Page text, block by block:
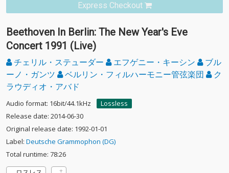
Express Checkout
Beethoven In Berlin: The New Year's Eve
Concert 1991 (Live)
チェリル・ステューダー エフゲニー・キーシン
ブル
ーノ・ガンツ
ベルリン・フィルハーモニー管弦楽団
ク
ラウディオ・アバド
Audio format: 16bit/44.1kHz
Lossless
Release date: 2014-06-30
Original release date: 1992-01-01
Label: Deutsche Grammophon (DG)
Total runtime: 78:26